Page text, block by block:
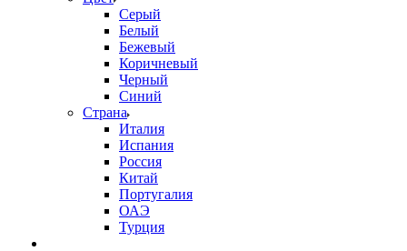
Серый
Белый
Бежевый
Коричневый
Черный
Синий
Страна
Италия
Испания
Россия
Китай
Португалия
ОАЭ
Турция